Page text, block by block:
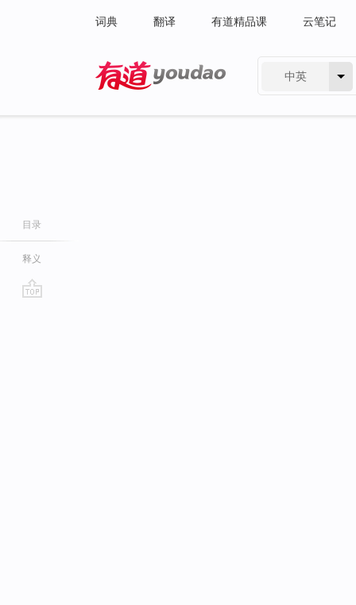
词典 翻译 有道精品课 云笔记
中英
目录
释义